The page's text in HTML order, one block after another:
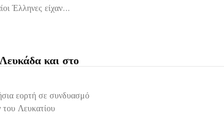
Έλληνες είχαν...
και στο
εορτή σε συνδυασμό
του Λευκατίου